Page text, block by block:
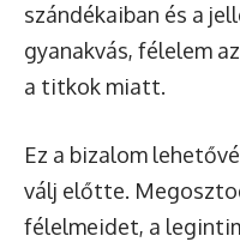
szándékaiban és a
gyanakvás, félelem
a titkok miatt.
Ez a bizalom
válj előtte.
félelmeidet, a